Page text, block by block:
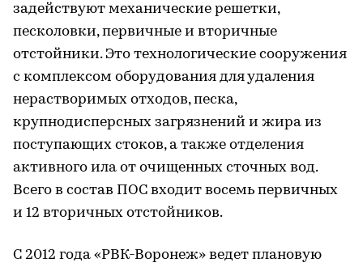
задействуют механические решетки,
песколовки, первичные и вторичные
отстойники. Это технологические сооружения
с комплексом оборудования для удаления
нерастворимых отходов, песка,
крупнодисперсных загрязнений и жира из
поступающих стоков, а также отделения
активного ила от очищенных сточных вод.
Всего в состав ПОС входит восемь первичных
и 12 вторичных отстойников.
С 2012 года «РВК-Воронеж» ведет плановую